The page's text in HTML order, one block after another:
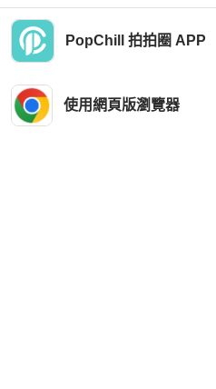
全新品 台灣 免運
PopChill 拍拍圈 APP
使用網頁版瀏覽器